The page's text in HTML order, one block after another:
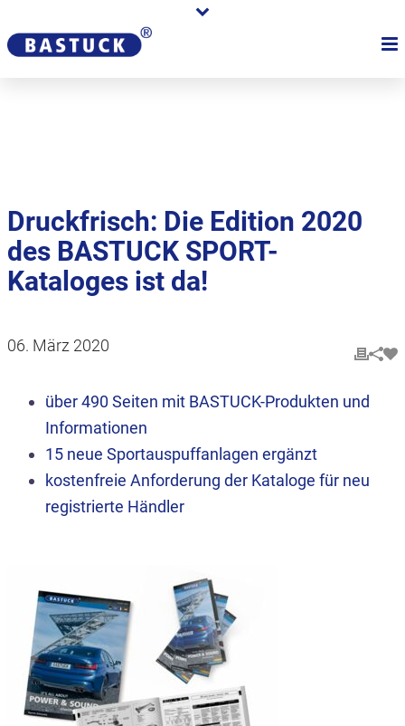
Händler
Druckfrisch: Die Edition 2020
des BASTUCK SPORT-
Kataloges ist da!
06. März 2020
über 490 Seiten mit BASTUCK-Produkten und
Informationen
15 neue Sportauspuffanlagen ergänzt
kostenfreie Anforderung der Kataloge für neu
registrierte Händler